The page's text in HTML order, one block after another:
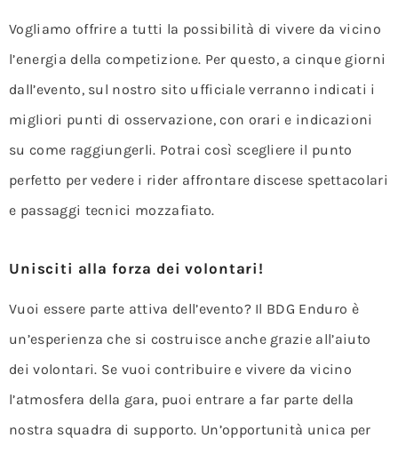
Vogliamo offrire a tutti la possibilità di vivere da vicino
l’energia della competizione. Per questo, a cinque giorni
dall’evento, sul nostro sito ufficiale verranno indicati i
migliori punti di osservazione, con orari e indicazioni
su come raggiungerli. Potrai così scegliere il punto
perfetto per vedere i rider affrontare discese spettacolari
e passaggi tecnici mozzafiato.
Unisciti alla forza dei volontari!
Vuoi essere parte attiva dell’evento? Il BDG Enduro è
un’esperienza che si costruisce anche grazie all’aiuto
dei volontari. Se vuoi contribuire e vivere da vicino
l’atmosfera della gara, puoi entrare a far parte della
nostra squadra di supporto. Un’opportunità unica per